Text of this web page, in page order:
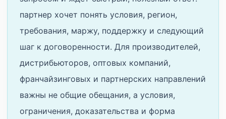
партнер хочет понять условия, регион,
требования, маржу, поддержку и следующий
шаг к договоренности. Для производителей,
дистрибьюторов, оптовых компаний,
франчайзинговых и партнерских направлений
важны не общие обещания, а условия,
ограничения, доказательства и форма